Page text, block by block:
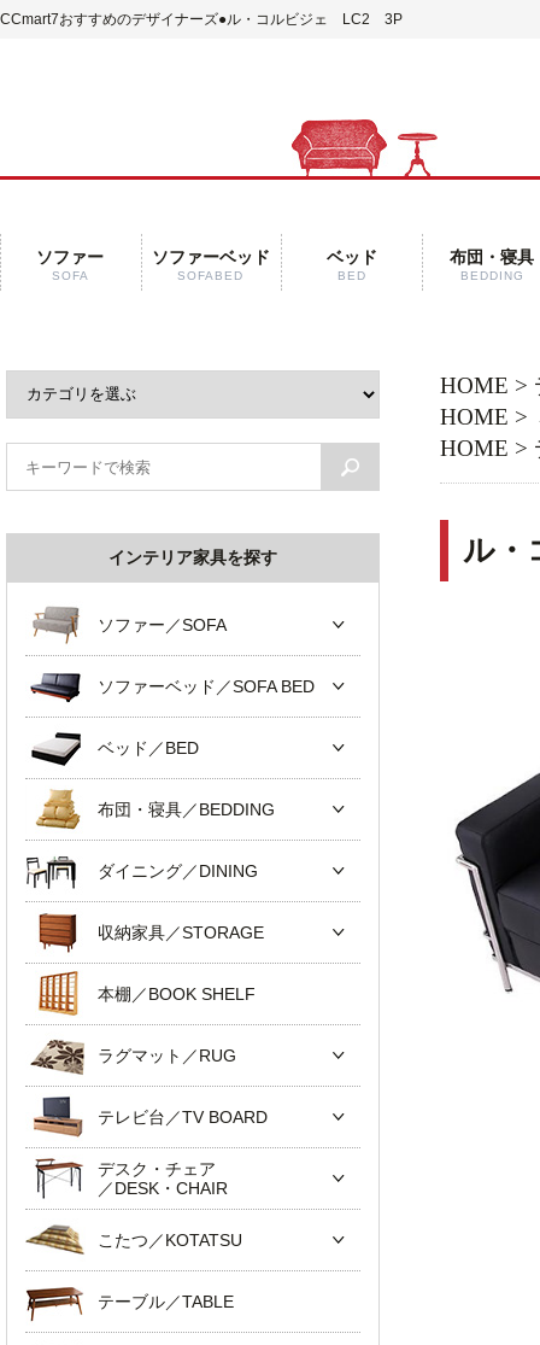
CCmart7おすすめのデザイナーズ●ル・コルビジェ LC2 3P
ソファー
SOFA
ソファーベッド
SOFABED
ベッド
BED
布団・寝具
BEDDING
HOME >
HOME >
HOME >
ル
インテリア家具を探す
ソファー／SOFA
ソファーベッド／SOFA BED
ベッド／BED
布団・寝具／BEDDING
ダイニング／DINING
収納家具／STORAGE
本棚／BOOK SHELF
ラグマット／RUG
テレビ台／TV BOARD
デスク・チェア
／DESK・CHAIR
こたつ／KOTATSU
テーブル／TABLE